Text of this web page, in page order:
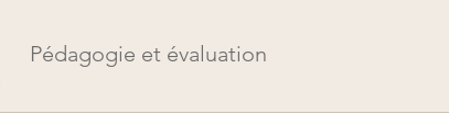
Pédagogie et évaluation